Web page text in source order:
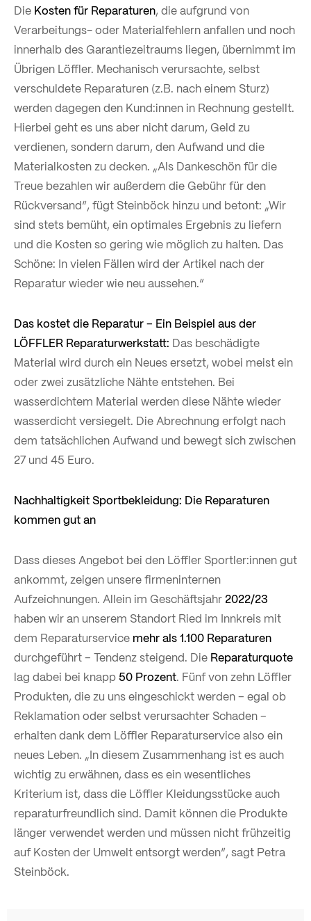
Die Kosten für Reparaturen, die aufgrund von
Verarbeitungs- oder Materialfehlern anfallen und noch
innerhalb des Garantiezeitraums liegen, übernimmt im
Übrigen Löffler. Mechanisch verursachte, selbst
verschuldete Reparaturen (z.B. nach einem Sturz)
werden dagegen den Kund:innen in Rechnung gestellt.
Hierbei geht es uns aber nicht darum, Geld zu
verdienen, sondern darum, den Aufwand und die
Materialkosten zu decken. „Als Dankeschön für die
Treue bezahlen wir außerdem die Gebühr für den
Rückversand“, fügt Steinböck hinzu und betont: „Wir
sind stets bemüht, ein optimales Ergebnis zu liefern
und die Kosten so gering wie möglich zu halten. Das
Schöne: In vielen Fällen wird der Artikel nach der
Reparatur wieder wie neu aussehen.“
Das kostet die Reparatur – Ein Beispiel aus der
LÖFFLER Reparaturwerkstatt: Das beschädigte
Material wird durch ein Neues ersetzt, wobei meist ein
oder zwei zusätzliche Nähte entstehen. Bei
wasserdichtem Material werden diese Nähte wieder
wasserdicht versiegelt. Die Abrechnung erfolgt nach
dem tatsächlichen Aufwand und bewegt sich zwischen
27 und 45 Euro.
Nachhaltigkeit Sportbekleidung: Die Reparaturen
kommen gut an
Dass dieses Angebot bei den Löffler Sportler:innen gut
ankommt, zeigen unsere firmeninternen
Aufzeichnungen. Allein im Geschäftsjahr2022/23
haben wir an unserem Standort Ried im Innkreis mit
dem Reparaturservice mehr als 1.100 Reparaturen
durchgeführt – Tendenz steigend. Die Reparaturquote
lag dabei bei knapp50 Prozent. Fünf von zehn Löffler
Produkten, die zu uns eingeschickt werden – egal ob
Reklamation oder selbst verursachter Schaden –
erhalten dank dem Löffler Reparaturservice also ein
neues Leben. „In diesem Zusammenhang ist es auch
wichtig zu erwähnen, dass es ein wesentliches
Kriterium ist, dass die Löffler Kleidungsstücke auch
reparaturfreundlich sind. Damit können die Produkte
länger verwendet werden und müssen nicht frühzeitig
auf Kosten der Umwelt entsorgt werden“, sagt Petra
Steinböck.